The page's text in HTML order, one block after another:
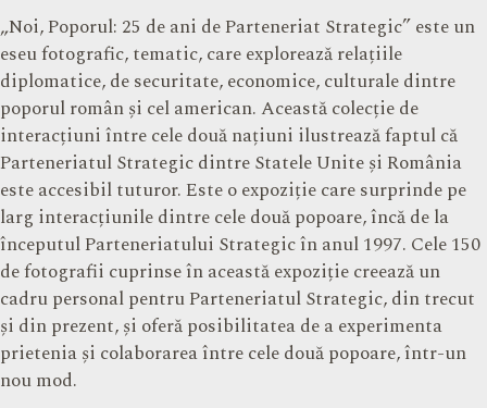
„Noi, Poporul: 25 de ani de Parteneriat Strategic” este un
eseu fotografic, tematic, care explorează relațiile
diplomatice, de securitate, economice, culturale dintre
poporul român și cel american. Această colecție de
interacțiuni între cele două națiuni ilustrează faptul că
Parteneriatul Strategic dintre Statele Unite și România
este accesibil tuturor. Este o expoziție care surprinde pe
larg interacțiunile dintre cele două popoare, încă de la
începutul Parteneriatului Strategic în anul 1997. Cele 150
de fotografii cuprinse în această expoziție creează un
cadru personal pentru Parteneriatul Strategic, din trecut
și din prezent, și oferă posibilitatea de a experimenta
prietenia și colaborarea între cele două popoare, într-un
nou mod.